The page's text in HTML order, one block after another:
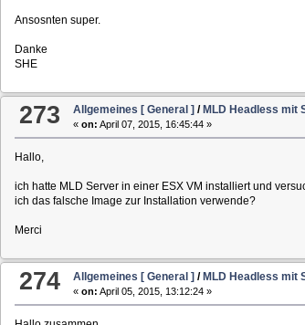
Ansosnten super.
Danke
SHE
273 Allgemeines [ General ] / MLD Headless mit
«on: April 07, 2015, 16:45:44 »
Hallo,
ich hatte MLD Server in einer ESX VM installiert und
ich das falsche Image zur Installation verwende?
Merci
274 Allgemeines [ General ] /MLD Headless mit
«on: April 05, 2015, 13:12:24 »